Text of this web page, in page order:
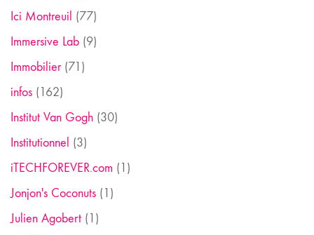
Ici Montreuil (77)
Immersive Lab (9)
Immobilier(71)
infos (162)
Institut Van Gogh (30)
Institutionnel (3)
iTECHFOREVER.com (1)
Jonjon's Coconuts (1)
Julien Agobert (1)